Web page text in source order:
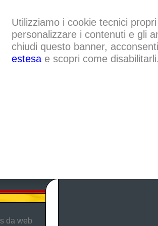
Utilizziamo i cookie tecnici
personalizzare i contenuti e gli
chiudi questo banner,
estesae scopri come
da web